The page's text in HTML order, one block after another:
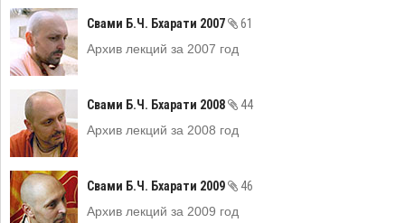
Свами Б.Ч. Бхарати 2007
61
Архив лекций за 2007 год
Свами Б.Ч. Бхарати 2008
44
Архив лекций за 2008 год
Свами Б.Ч. Бхарати 2009
46
Архив лекций за 2009 год